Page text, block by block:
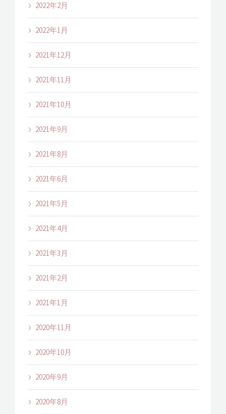
2022年2月
2022年1月
2021年12月
2021年11月
2021年10月
2021年9月
2021年8月
2021年6月
2021年5月
2021年4月
2021年3月
2021年2月
2021年1月
2020年11月
2020年10月
2020年9月
2020年8月